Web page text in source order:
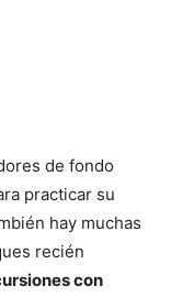
de fondo
practicar su
hay muchas
recién
con